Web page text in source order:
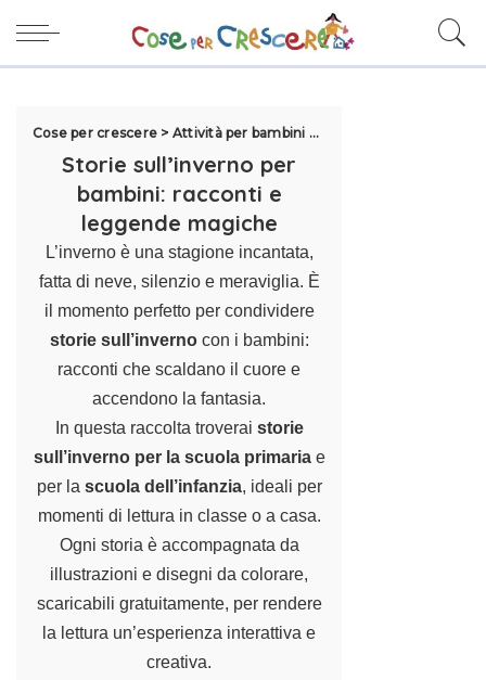
Cose per crescere > Attività per bambini
Storie sull’inverno per
bambini: racconti e
leggende magiche
L’inverno è una stagione incantata,
fatta di neve, silenzio e meraviglia. È
il momento perfetto per condividere
storie sull’invernocon i bambini:
racconti che scaldano il cuore e
accendono la fantasia.
In questa raccolta troverai storie
sull’inverno per la scuola primariae
per la scuola dell’infanzia, ideali per
momenti di lettura in classe o a casa.
Ogni storia è accompagnata da
illustrazioni e disegni da colorare,
scaricabili gratuitamente, per rendere
la lettura un’esperienza interattiva e
creativa.